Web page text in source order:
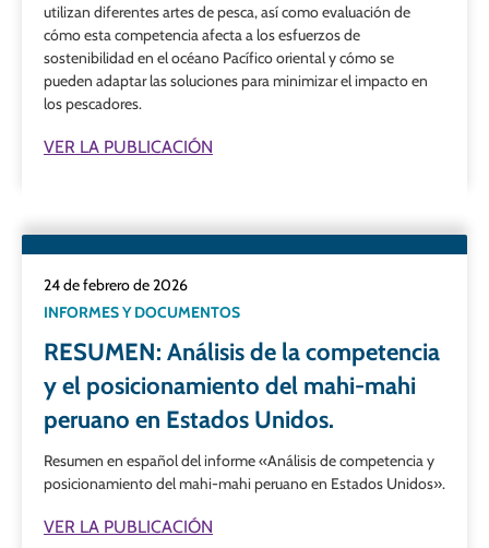
utilizan diferentes artes de pesca, así como evaluación de
cómo esta competencia afecta a los esfuerzos de
sostenibilidad en el océano Pacífico oriental y cómo se
pueden adaptar las soluciones para minimizar el impacto en
los pescadores.
VER LA PUBLICACIÓN
24 de febrero de 2026
INFORMES Y DOCUMENTOS
RESUMEN: Análisis de la competencia
y el posicionamiento del mahi-mahi
peruano en Estados Unidos.
Resumen en español del informe «Análisis de competencia y
posicionamiento del mahi-mahi peruano en Estados Unidos».
VER LA PUBLICACIÓN